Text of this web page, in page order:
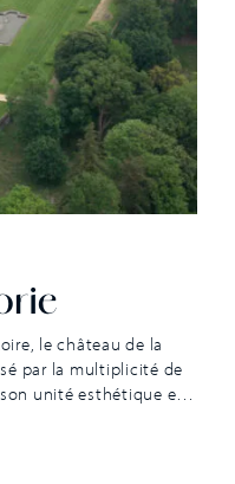
le château de la
par la multiplicité de
unité esthétique et
ne jamais dénaturer le
malgré les ajouts […]